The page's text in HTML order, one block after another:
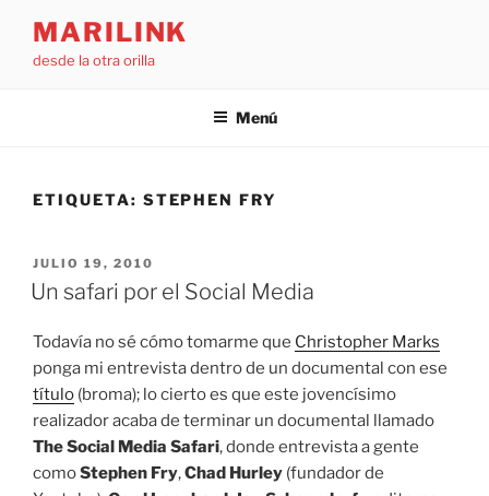
contenido
MARILINK
desde la otra orilla
Menú
ETIQUETA: STEPHEN FRY
PUBLICADO
EL
JULIO 19, 2010
Un safari por el Social Media
Todavía no sé cómo tomarme que Christopher Marks
ponga mi entrevista dentro de un documental con ese
título (broma); lo cierto es que este jovencísimo
realizador acaba de terminar un documental llamado
The Social Media Safari, donde entrevista a gente
comoStephen Fry,Chad Hurley (fundador de